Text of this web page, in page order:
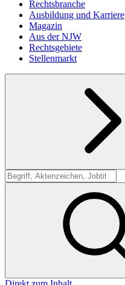
Rechtsbranche
Ausbildung und Karriere
Magazin
Aus der NJW
Rechtsgebiete
Stellenmarkt
Suche